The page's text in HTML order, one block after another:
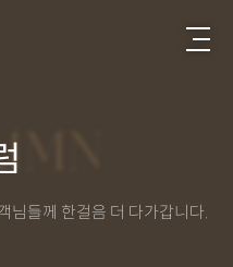
님들께 한걸음 더 다가갑니다.